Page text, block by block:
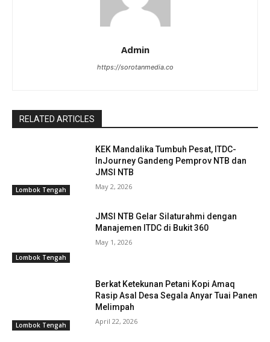
Admin
https://sorotanmedia.co
RELATED ARTICLES
Lombok Tengah
KEK Mandalika Tumbuh Pesat, ITDC-
InJourney Gandeng Pemprov NTB dan
JMSI NTB
May 2, 2026
Lombok Tengah
JMSI NTB Gelar Silaturahmi dengan
Manajemen ITDC di Bukit 360
May 1, 2026
Lombok Tengah
Berkat Ketekunan Petani Kopi Amaq
Rasip Asal Desa Segala Anyar Tuai Panen
Melimpah
April 22, 2026